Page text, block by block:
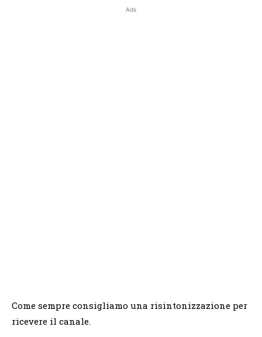
Ads
Come sempre consigliamo una risintonizzazione per
ricevere il canale.